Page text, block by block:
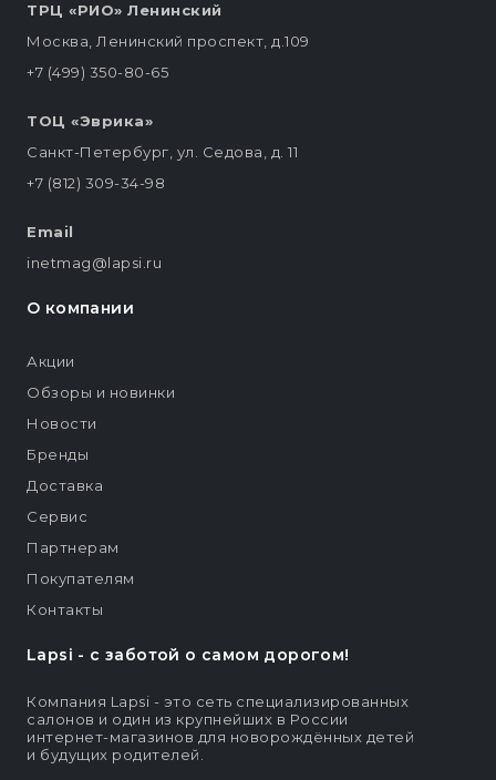
Lapsi - c заботой о самом дорогом!
Компания Lapsi - это сеть специализированных
салонов и один из крупнейших в России
интернет-магазинов для новорождённых детей
и будущих родителей.
ТРЦ «РИО» Ленинский
Москва, Ленинский проспект, д.109
+7 (499) 350-80-65
ТОЦ «Эврика»
Санкт-Петербург, ул. Седова, д. 11
+7 (812) 309-34-98
Email
inetmag@lapsi.ru
О компании
Акции
Обзоры и новинки
Новости
Бренды
Доставка
Сервис
Партнерам
Покупателям
Контакты